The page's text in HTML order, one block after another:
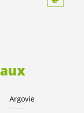
Argovie